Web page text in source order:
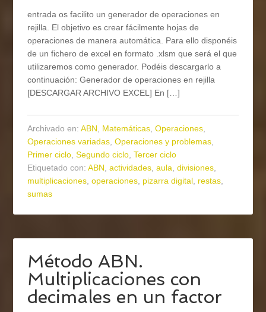
entrada os facilito un generador de operaciones en
rejilla. El objetivo es crear fácilmente hojas de
operaciones de manera automática. Para ello disponéis
de un fichero de excel en formato .xlsm que será el que
utilizaremos como generador. Podéis descargarlo a
continuación: Generador de operaciones en rejilla
[DESCARGAR ARCHIVO EXCEL] En […]
Archivado en:ABN, Matemáticas,Operaciones,
Operaciones variadas,Operaciones y problemas,
Primer ciclo,Segundo ciclo,Tercer ciclo
Etiquetado con:ABN,actividades,aula,divisiones,
multiplicaciones,operaciones, pizarra digital, restas,
sumas
Método ABN.
Multiplicaciones con
decimales en un factor